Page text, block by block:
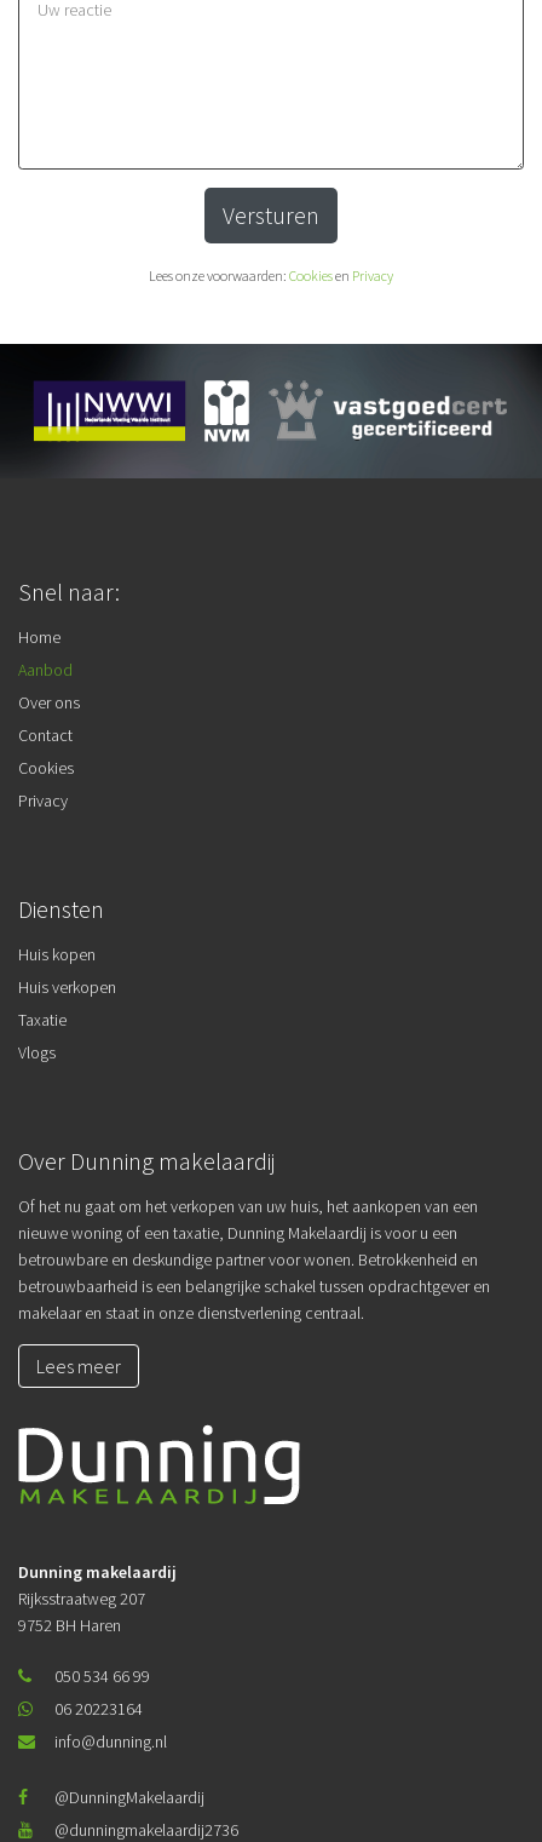
Versturen
Lees onze voorwaarden: Cookiesen Privacy
Snel naar:
Home
Aanbod
Over ons
Contact
Cookies
Privacy
Diensten
Huis kopen
Huis verkopen
Taxatie
Vlogs
Over Dunning makelaardij
Of het nu gaat om het verkopen van uw huis, het aankopen van een
nieuwe woning of een taxatie, Dunning Makelaardij is voor u een
betrouwbare en deskundige partner voor wonen. Betrokkenheid en
betrouwbaarheid is een belangrijke schakel tussen opdrachtgever en
makelaar en staat in onze dienstverlening centraal.
Lees meer
Dunning makelaardij
Rijksstraatweg 207
9752 BH Haren
050 534 66 99
06 20223164
info@dunning.nl
@DunningMakelaardij
@dunningmakelaardij2736